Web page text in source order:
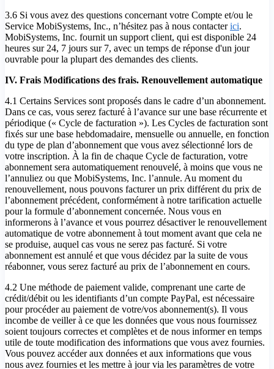
3.6 Si vous avez des questions concernant votre Compte et/ou le
Service MobiSystems, Inc., n’hésitez pas à nous contacterici.
MobiSystems, Inc. fournit un support client, qui est disponible 24
heures sur 24, 7 jours sur 7, avec un temps de réponse d'un jour
ouvrable pour la plupart des demandes des clients.
IV. Frais Modifications des frais. Renouvellement automatique
4.1 Certains Services sont proposés dans le cadre d’un abonnement.
Dans ce cas, vous serez facturé à l’avance sur une base récurrente et
périodique (« Cycle de facturation »). Les Cycles de facturation sont
fixés sur une base hebdomadaire, mensuelle ou annuelle, en fonction
du type de plan d’abonnement que vous avez sélectionné lors de
votre inscription. À la fin de chaque Cycle de facturation, votre
abonnement sera automatiquement renouvelé, à moins que vous ne
l’annuliez ou que MobiSystems, Inc. l’annule. Au moment du
renouvellement, nous pouvons facturer un prix différent du prix de
l’abonnement précédent, conformément à notre tarification actuelle
pour la formule d’abonnement concernée. Nous vous en
informerons à l’avance et vous pourrez désactiver le renouvellement
automatique de votre abonnement à tout moment avant que cela ne
se produise, auquel cas vous ne serez pas facturé. Si votre
abonnement est annulé et que vous décidez par la suite de vous
réabonner, vous serez facturé au prix de l’abonnement en cours.
4.2 Une méthode de paiement valide, comprenant une carte de
crédit/débit ou les identifiants d’un compte PayPal, est nécessaire
pour procéder au paiement de votre/vos abonnement(s). Il vous
incombe de veiller à ce que les données que vous nous fournissez
soient toujours correctes et complètes et de nous informer en temps
utile de toute modification des informations que vous avez fournies.
Vous pouvez accéder aux données et aux informations que vous
nous avez fournies et les mettre à jour via les paramètres de votre